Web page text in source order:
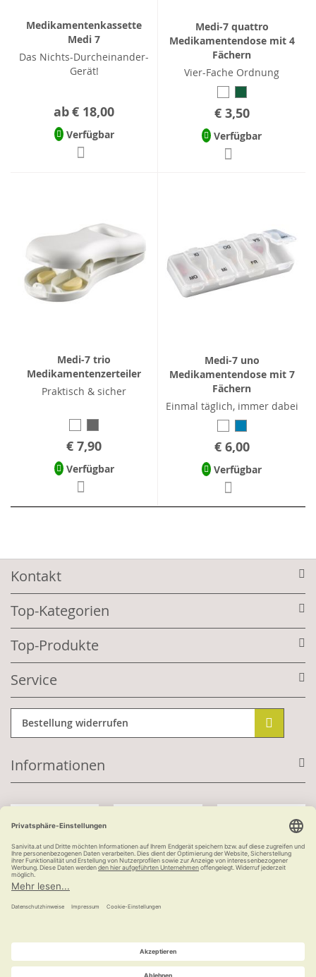
Medikamentenkassette
Medi 7
Das Nichts-Durcheinander-
Gerät!
ab€ 18,00
Verfügbar
Medi-7 quattro
Medikamentendose mit 4
Fächern
Vier-Fache Ordnung
€ 3,50
Verfügbar
Medi-7 trio
Medikamentenzerteiler
Praktisch & sicher
€ 7,90
Verfügbar
Medi-7 uno
Medikamentendose mit 7
Fächern
Einmal täglich, immer dabei
€ 6,00
Verfügbar
Kontakt
Top-Kategorien
Top-Produkte
Service
Bestellung widerrufen
Informationen
Kauf auf Rechnung
versandkostenfrei